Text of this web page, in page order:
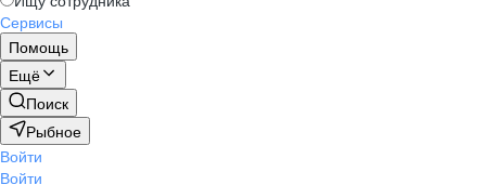
Сервисы
Помощь
Ещё
Поиск
Рыбное
Войти
Войти